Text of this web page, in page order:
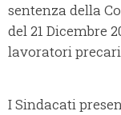
sentenza della
del 21 Dicembre
lavoratori
I Sindacati